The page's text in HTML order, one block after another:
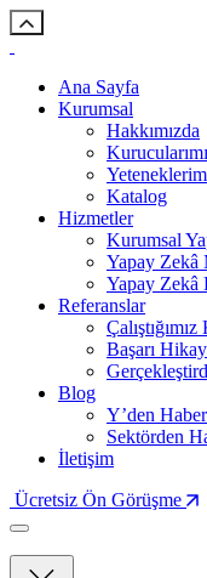
Ana Sayfa
Kurumsal
Hakkımızda
Katalog
Hizmetler
Kurumsal
Yapay Zekâ
Yapay Zekâ
Referanslar
Başarı
Blog
Y’den
Sektörden
İletişim
Ücretsiz Ön Görüşme